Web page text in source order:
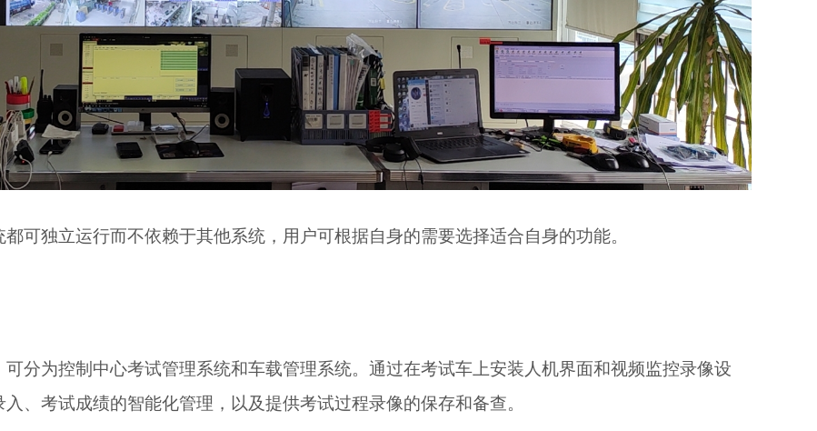
可独立运行而不依赖于其他系统，用户可根据自身的需要选择适合自身的功能。
分为控制中心考试管理系统和车载管理系统。通过在考试车上安装人机界面和视频监控录像设
、考试成绩的智能化管理，以及提供考试过程录像的保存和备查。